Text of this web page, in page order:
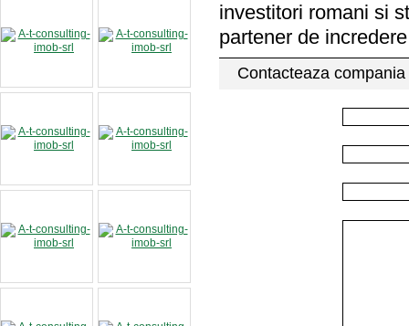
investitori romani si
partener de
Contacteaza compania